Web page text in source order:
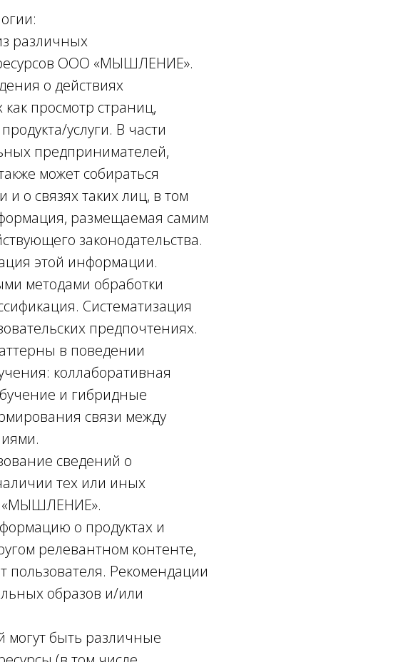
различных
ООО «МЫШЛЕНИЕ».
о действиях
просмотр страниц,
услуги. В части
предпринимателей,
может собираться
о связях таких лиц, в том
размещаемая самим
законодательства.
этой информации.
методами обработки
Систематизация
предпочтениях.
в поведении
коллаборативная
и гибридные
связи между
сведений о
тех или иных
«МЫШЛЕНИЕ».
о продуктах и
релевантном контенте,
пользователя. Рекомендации
образов и/или
могут быть различные